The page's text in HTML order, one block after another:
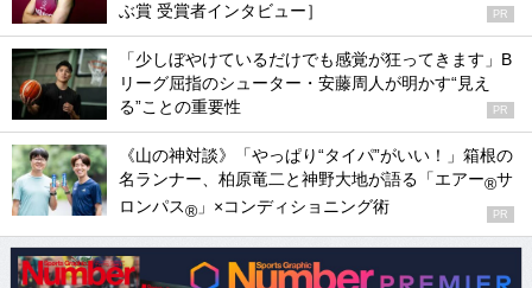
ぶ賞 受賞者インタビュー］
PR
「少しぼやけているだけでも感覚が狂ってきます」B
リーグ屈指のシューター・安藤周人が明かす“見え
る”ことの重要性
PR
《山の神対談》「やっぱり“タイパ”がいい！」箱根の
名ランナー、柏原竜二と神野大地が語る「エアー®サ
ロンパス® 」×コンディショニング術 PR